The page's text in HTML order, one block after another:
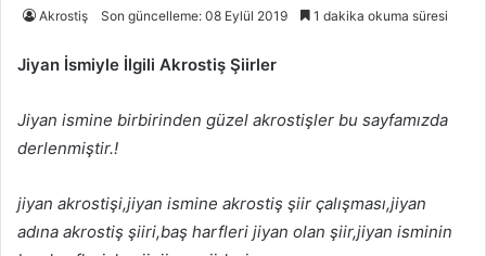
Akrostiş Son güncelleme: 08 Eylül 2019 1 dakika okuma süresi
Jiyan İsmiyle İlgili Akrostiş Şiirler
Jiyan ismine birbirinden güzel akrostişler bu sayfamızda
derlenmiştir.!
jiyan akrostişi,jiyan ismine akrostiş şiir çalışması,jiyan
adına akrostiş şiiri,baş harfleri jiyan olan şiir,jiyan isminin